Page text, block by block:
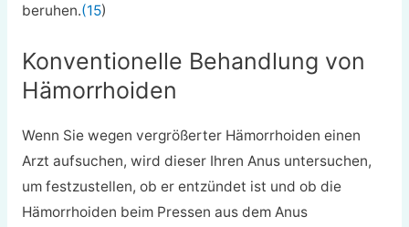
beruhen.(15)
Konventionelle Behandlung von
Hämorrhoiden
Wenn Sie wegen vergrößerter Hämorrhoiden einen
Arzt aufsuchen, wird dieser Ihren Anus untersuchen,
um festzustellen, ob er entzündet ist und ob die
Hämorrhoiden beim Pressen aus dem Anus